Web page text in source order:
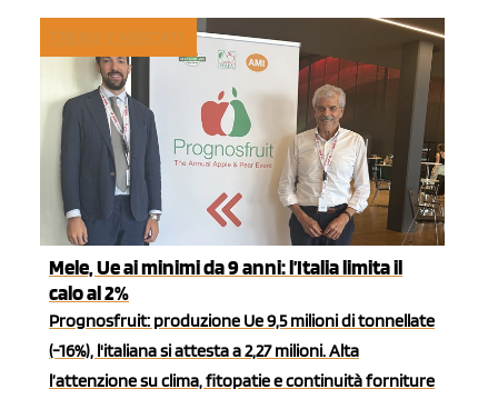
Mele, Ue ai minimi da 9 anni: l’Italia limita il
calo al 2%
Prognosfruit: produzione Ue 9,5 milioni di tonnellate
(-16%), l'italiana si attesta a 2,27 milioni. Alta
l’attenzione su clima, fitopatie e continuità forniture